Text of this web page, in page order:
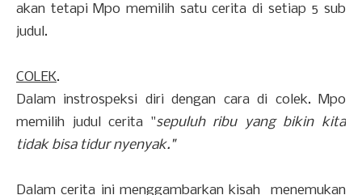
akan tetapi Mpo memilih satu cerita di setiap 5 sub
judul.
COLEK.
Dalam instrospeksi diri dengan cara di colek. Mpo
memilih judul cerita "sepuluh ribu yang bikin kita
tidak bisa tidur nyenyak."
Dalam cerita ini menggambarkan kisah menemukan